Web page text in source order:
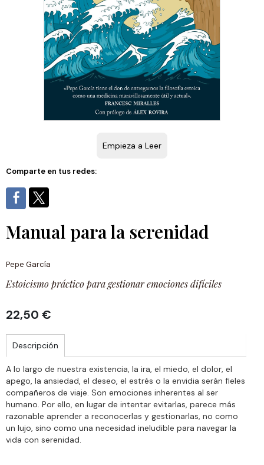
Empieza a Leer
Comparte en tus redes:
Manual para la serenidad
Pepe García
Estoicismo práctico para gestionar emociones difíciles
22,50 €
Descripción
A lo largo de nuestra existencia, la ira, el miedo, el dolor, el
apego, la ansiedad, el deseo, el estrés o la envidia serán fieles
compañeros de viaje. Son emociones inherentes al ser
humano. Por ello, en lugar de intentar evitarlas, parece más
razonable aprender a reconocerlas y gestionarlas, no como
un lujo, sino como una necesidad ineludible para navegar la
vida con serenidad.